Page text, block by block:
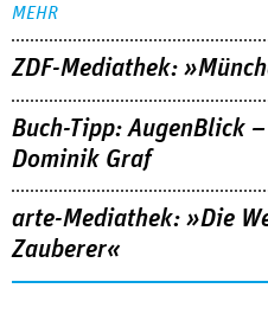
MEHR
ZDF-Mediathek:
Buch-Tipp: AugenBlick
Dominik Graf
arte-Mediathek: »Die
Zauberer«